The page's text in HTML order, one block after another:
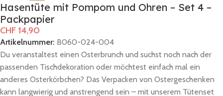
Hasentüte mit Pompom und Ohren – Set 4 –
Packpapier
CHF 14,90
Artikelnummer: B060-024-004
Du veranstaltest einen Osterbrunch und suchst noch nach der
passenden Tischdekoration oder möchtest einfach mal ein
anderes Osterkörbchen? Das Verpacken von Ostergeschenken
kann langwierig und anstrengend sein – mit unserem Tütenset